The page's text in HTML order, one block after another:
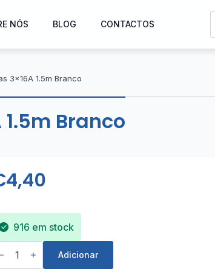
NÓS BLOG CONTACTOS
3x16A 1.5m Branco
Branco
4,40
916 em stock
Adicionar